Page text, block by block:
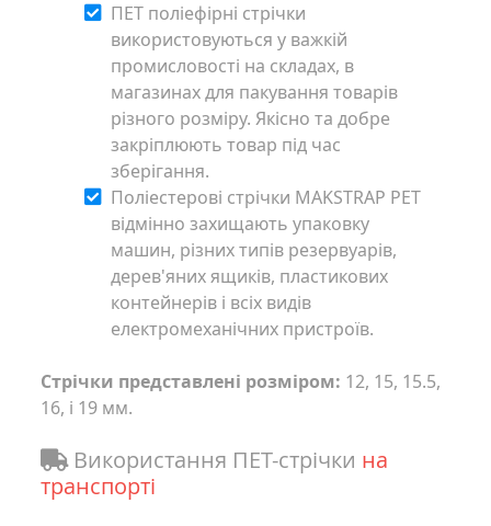
ПЕТ поліефірні стрічки
використовуються у важкій
промисловості на складах, в
магазинах для пакування товарів
різного розміру. Якісно та добре
закріплюють товар під час
зберігання.
Поліестерові стрічки MAKSTRAP PET
відмінно захищають упаковку
машин, різних типів резервуарів,
дерев'яних ящиків, пластикових
контейнерів і всіх видів
електромеханічних пристроїв.
Стрічки представлені розміром: 12, 15, 15.5,
16, і 19 мм.
Використання ПET-стрічки на
транспорті